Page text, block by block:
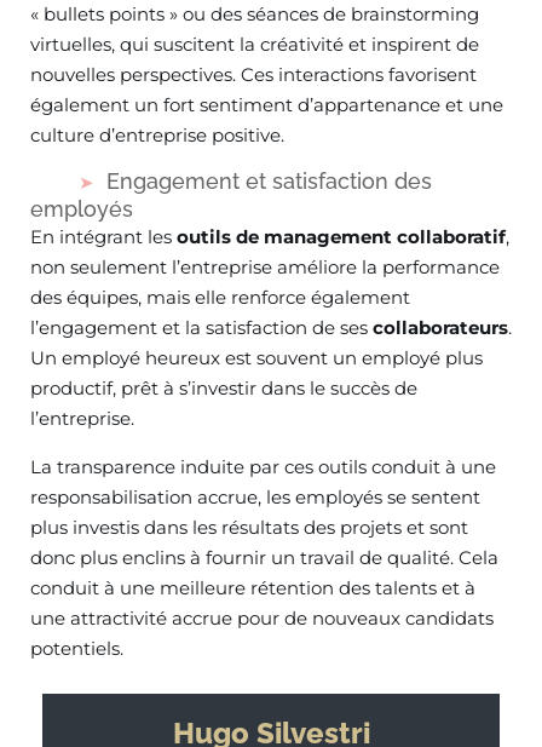
« bullets points » ou des séances de brainstorming
virtuelles, qui suscitent la créativité et inspirent de
nouvelles perspectives. Ces interactions favorisent
également un fort sentiment d’appartenance et une
culture d’entreprise positive.
Engagement et satisfaction des
employés
En intégrant les outils de management collaboratif,
non seulement l’entreprise améliore la performance
des équipes, mais elle renforce également
l’engagement et la satisfaction de ses collaborateurs.
Un employé heureux est souvent un employé plus
productif, prêt à s’investir dans le succès de
l’entreprise.
La transparence induite par ces outils conduit à une
responsabilisation accrue, les employés se sentent
plus investis dans les résultats des projets et sont
donc plus enclins à fournir un travail de qualité. Cela
conduit à une meilleure rétention des talents et à
une attractivité accrue pour de nouveaux candidats
potentiels.
Hugo Silvestri